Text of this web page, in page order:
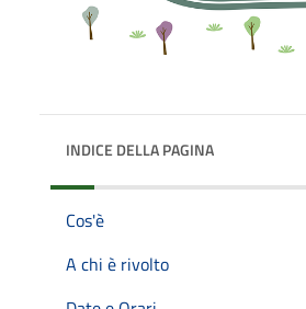
INDICE DELLA PAGINA
Cos'è
A chi è rivolto